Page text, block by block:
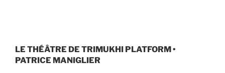
LE THÉÂTRE DE TRIMUKHI PLATFORM •
PATRICE MANIGLIER